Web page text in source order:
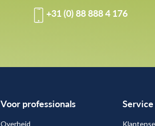
+31 (0) 88 888 4 176
Voor professionals
Overheid